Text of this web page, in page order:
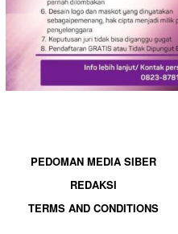
PEDOMAN MEDIA SIBER
REDAKSI
TERMS AND CONDITIONS